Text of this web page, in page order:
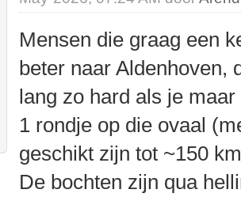
Mensen die graag een
beter naar Aldenhoven,
lang zo hard als je
1 rondje op die ovaal
geschikt zijn tot ~150
De bochten zijn qua